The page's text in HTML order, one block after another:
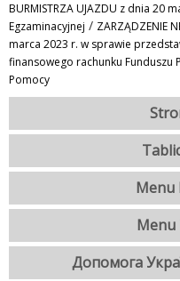
BURMISTRZA UJAZDU z dnia 20
Egzaminacyjnej / ZARZĄDZENIE
marca 2023 r. w sprawie
finansowego rachunku Funduszu
Pomocy
Menu
Menu
Допомога